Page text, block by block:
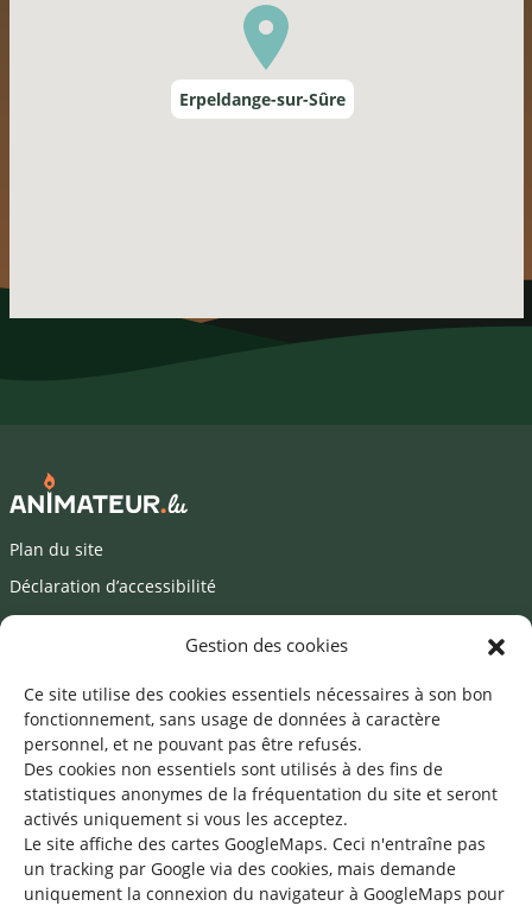
Gestion des cookies
Ce site utilise des cookies essentiels nécessaires à son bon
fonctionnement, sans usage de données à caractère
personnel, et ne pouvant pas être refusés.
Des cookies non essentiels sont utilisés à des fins de
statistiques anonymes de la fréquentation du site et seront
activés uniquement si vous les acceptez.
Le site affiche des cartes GoogleMaps. Ceci n'entraîne pas
un tracking par Google via des cookies, mais demande
uniquement la connexion du navigateur à GoogleMaps pour
Erpeldange-sur-Sûre
Plan du site
Déclaration d’accessibilité
Mentions légales
Une offre du